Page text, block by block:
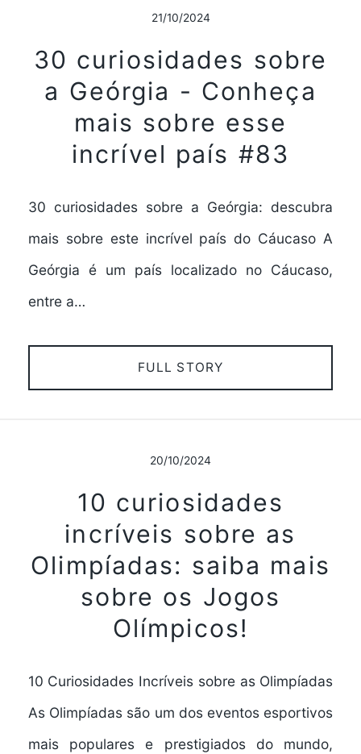
21/10/2024
30 curiosidades sobre
a Geórgia - Conheça
mais sobre esse
incrível país #83
30 curiosidades sobre a Geórgia: descubra
mais sobre este incrível país do Cáucaso A
Geórgia é um país localizado no Cáucaso,
entre a…
FULL STORY
20/10/2024
10 curiosidades
incríveis sobre as
Olimpíadas: saiba mais
sobre os Jogos
Olímpicos!
10 Curiosidades Incríveis sobre as Olimpíadas
As Olimpíadas são um dos eventos esportivos
mais populares e prestigiados do mundo,